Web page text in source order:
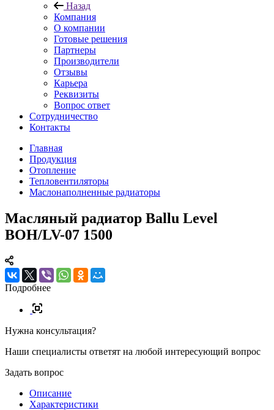
Назад
Компания
О компании
Готовые решения
Партнеры
Производители
Отзывы
Карьера
Реквизиты
Вопрос ответ
Сотрудничество
Контакты
Главная
Продукция
Отопление
Тепловентиляторы
Маслонаполненные радиаторы
Масляный радиатор Ballu Level
BOH/LV-07 1500
Подробнее
Нужна консультация?
Наши специалисты ответят на любой интересующий вопрос
Задать вопрос
Описание
Характеристики